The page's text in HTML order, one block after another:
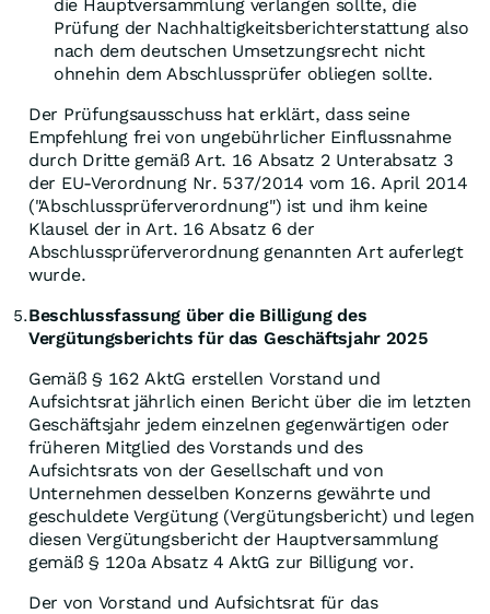
die Hauptversammlung verlangen sollte, die
Prüfung der Nachhaltigkeitsberichterstattung also
nach dem deutschen Umsetzungsrecht nicht
ohnehin dem Abschlussprüfer obliegen sollte.
Der Prüfungsausschuss hat erklärt, dass seine
Empfehlung frei von ungebührlicher Einflussnahme
durch Dritte gemäß Art. 16 Absatz 2 Unterabsatz 3
der EU-Verordnung Nr. 537/2014 vom 16. April 2014
("Abschlussprüferverordnung") ist und ihm keine
Klausel der in Art. 16 Absatz 6 der
Abschlussprüferverordnung genannten Art auferlegt
wurde.
5.Beschlussfassung über die Billigung des
Vergütungsberichts für das Geschäftsjahr 2025
Gemäß § 162 AktG erstellen Vorstand und
Aufsichtsrat jährlich einen Bericht über die im letzten
Geschäftsjahr jedem einzelnen gegenwärtigen oder
früheren Mitglied des Vorstands und des
Aufsichtsrats von der Gesellschaft und von
Unternehmen desselben Konzerns gewährte und
geschuldete Vergütung (Vergütungsbericht) und legen
diesen Vergütungsbericht der Hauptversammlung
gemäß § 120a Absatz 4 AktG zur Billigung vor.
Der von Vorstand und Aufsichtsrat für das